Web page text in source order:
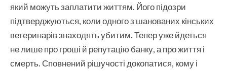
який можуть заплатити життям. Його підозри
підтверджуються, коли одного з шанованих кінських
ветеринарів знаходять убитим. Тепер уже йдеться
не лише про гроші й репутацію банку, а про життя і
смерть. Сповнений рішучості докопатися, кому і